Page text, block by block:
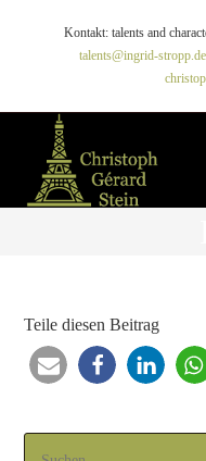
Kontakt: talents and
talents@ingrid-stropp.de
Teile diesen Beitrag